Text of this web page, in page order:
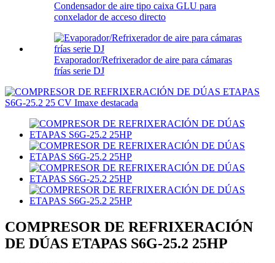
Condensador de aire tipo caixa GLU para
conxelador de acceso directo
Evaporador/Refrixerador de aire para cámaras
frías serie DJ
COMPRESOR DE REFRIXERACIÓN
DE DÚAS ETAPAS S6G-25.2 25HP